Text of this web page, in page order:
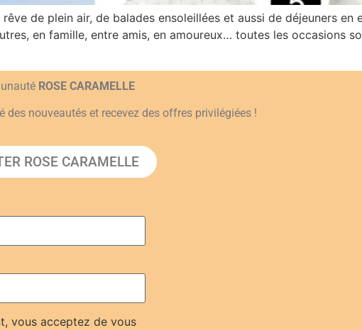
de plein air, de balades ensoleillées et aussi de déjeuners en
en famille, entre amis, en amoureux… toutes les occasions
ROSE CARAMELLE
nouveautés et recevez des offres privilégiées !
ROSE CARAMELLE
vous acceptez de vous